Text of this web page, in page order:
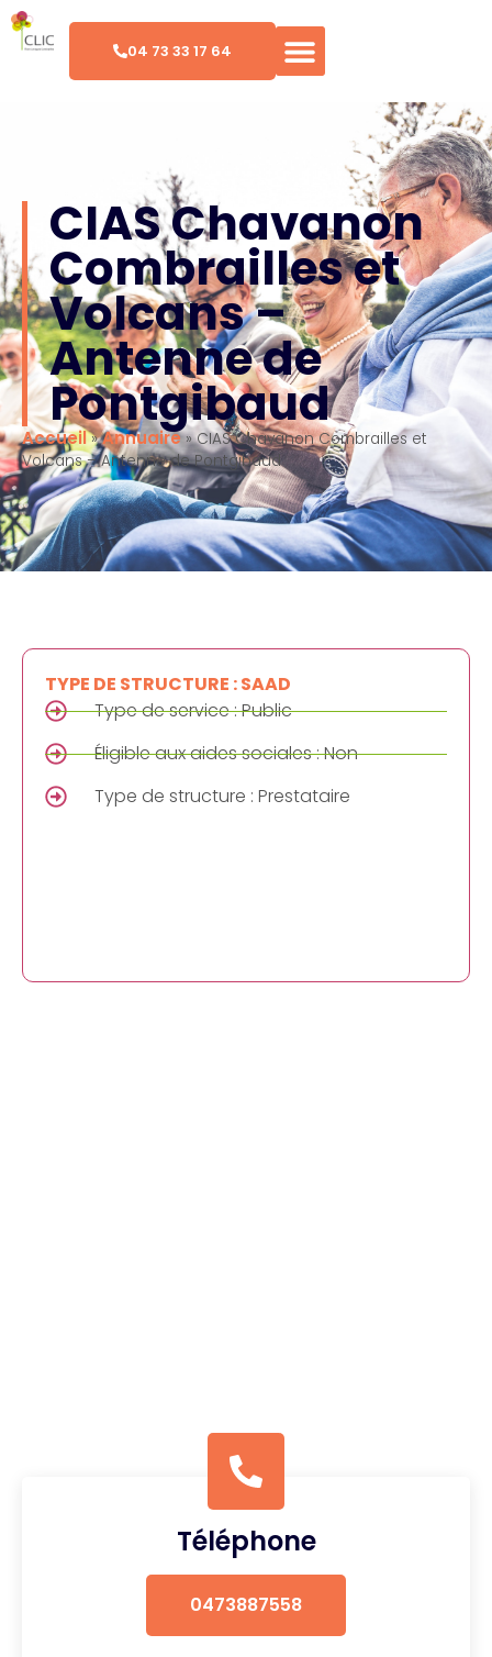
04 73 33 17 64
CIAS Chavanon
Combrailles et
Volcans –
Antenne de
Pontgibaud
Accueil»Annuaire»CIAS Chavanon Combrailles et
Volcans – Antenne de Pontgibaud
TYPE DE STRUCTURE : SAAD
Type de service : Public
Éligible aux aides sociales : Non
Type de structure : Prestataire
Téléphone
0473887558